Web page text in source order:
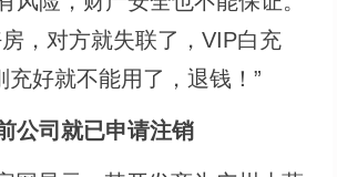
，对方就失联了，VIP白充
充好就不能用了，退钱！”
公司就已申请注销